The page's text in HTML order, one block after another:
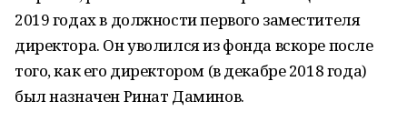
2019 годах в должности первого заместителя
директора. Он уволился из фонда вскоре после
того, как его директором (в декабре 2018 года)
был назначен Ринат Даминов.